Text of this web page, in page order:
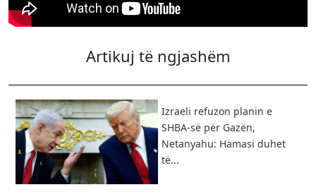
Artikuj të ngjashëm
Izraeli refuzon planin e
SHBA-së për Gazën,
Netanyahu: Hamasi duhet
të...